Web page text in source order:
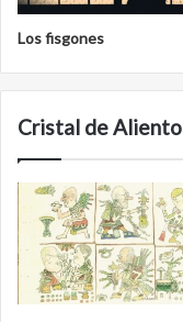
Los fisgones
Cristal de Aliento